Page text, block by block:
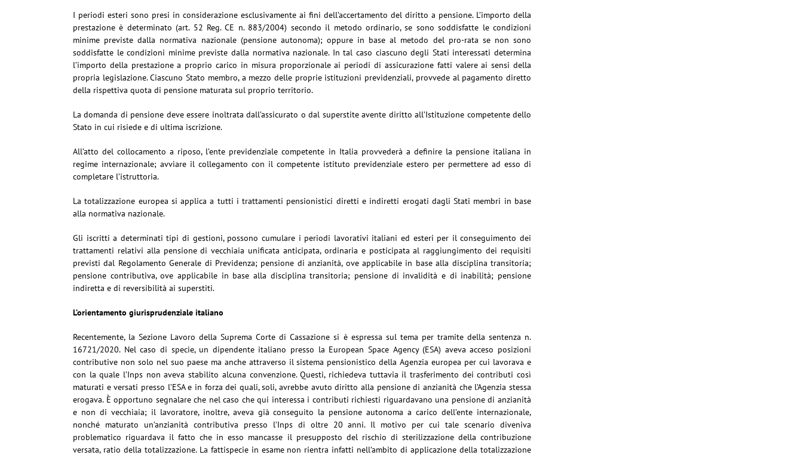
I periodi esteri sono presi in considerazione esclusivamente ai fini dell’accertamento del diritto a pensione. L’importo della
prestazione è determinato (art. 52 Reg. CE n. 883/2004) secondo il metodo ordinario, se sono soddisfatte le condizioni
minime previste dalla normativa nazionale (pensione autonoma); oppure in base al metodo del pro-rata se non sono
soddisfatte le condizioni minime previste dalla normativa nazionale. In tal caso ciascuno degli Stati interessati determina
l’importo della prestazione a proprio carico in misura proporzionale ai periodi di assicurazione fatti valere ai sensi della
propria legislazione. Ciascuno Stato membro, a mezzo delle proprie istituzioni previdenziali, provvede al pagamento diretto
della rispettiva quota di pensione maturata sul proprio territorio.
La domanda di pensione deve essere inoltrata dall’assicurato o dal superstite avente diritto all’Istituzione competente dello
Stato in cui risiede e di ultima iscrizione.
All’atto del collocamento a riposo, l’ente previdenziale competente in Italia provvederà a definire la pensione italiana in
regime internazionale; avviare il collegamento con il competente istituto previdenziale estero per permettere ad esso di
completare l’istruttoria.
La totalizzazione europea si applica a tutti i trattamenti pensionistici diretti e indiretti erogati dagli Stati membri in base
alla normativa nazionale.
Gli iscritti a determinati tipi di gestioni, possono cumulare i periodi lavorativi italiani ed esteri per il conseguimento dei
trattamenti relativi alla pensione di vecchiaia unificata anticipata, ordinaria e posticipata al raggiungimento dei requisiti
previsti dal Regolamento Generale di Previdenza; pensione di anzianità, ove applicabile in base alla disciplina transitoria;
pensione contributiva, ove applicabile in base alla disciplina transitoria; pensione di invalidità e di inabilità; pensione
indiretta e di reversibilità ai superstiti.
L’orientamento giurisprudenziale italiano
Recentemente, la Sezione Lavoro della Suprema Corte di Cassazione si è espressa sul tema per tramite della sentenza n.
16721/2020. Nel caso di specie, un dipendente italiano presso la European Space Agency (ESA) aveva acceso posizioni
contributive non solo nel suo paese ma anche attraverso il sistema pensionistico della Agenzia europea per cui lavorava e
con la quale l’Inps non aveva stabilito alcuna convenzione. Questi, richiedeva tuttavia il trasferimento dei contributi così
maturati e versati presso l’ESA e in forza dei quali, soli, avrebbe avuto diritto alla pensione di anzianità che l’Agenzia stessa
erogava. È opportuno segnalare che nel caso che qui interessa i contributi richiesti riguardavano una pensione di anzianità
e non di vecchiaia; il lavoratore, inoltre, aveva già conseguito la pensione autonoma a carico dell’ente internazionale,
nonché maturato un’anzianità contributiva presso l’Inps di oltre 20 anni. Il motivo per cui tale scenario diveniva
problematico riguardava il fatto che in esso mancasse il presupposto del rischio di sterilizzazione della contribuzione
versata, ratio della totalizzazione. La fattispecie in esame non rientra infatti nell’ambito di applicazione della totalizzazione